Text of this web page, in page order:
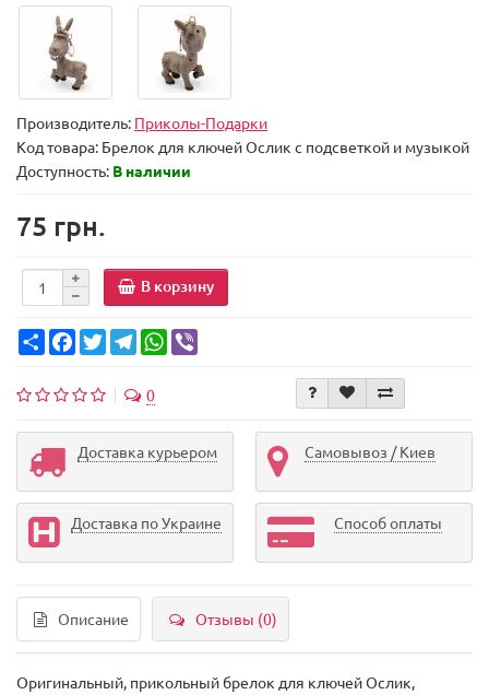
Производитель: Приколы-Подарки
Код товара: Брелок для ключей Ослик с подсветкой и музыкой
Доступность: В наличии
75 грн.
В корзину
Share FacebookTwitterTelegramWhatsApp
0
Доставка курьером Самовывоз / Киев
Доставка по Украине Способ оплаты
Описание Отзывы (0)
Оригинальный, прикольный брелок для ключей Ослик,